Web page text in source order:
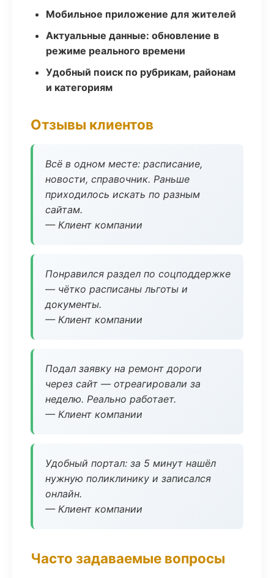
Мобильное приложение для жителей
Актуальные данные: обновление в
режиме реального времени
Удобный поиск по рубрикам, районам
и категориям
Отзывы клиентов
Всё в одном месте: расписание,
новости, справочник. Раньше
приходилось искать по разным
сайтам.
— Клиент компании
Понравился раздел по соцподдержке
— чётко расписаны льготы и
документы.
— Клиент компании
Подал заявку на ремонт дороги
через сайт — отреагировали за
неделю. Реально работает.
— Клиент компании
Удобный портал: за 5 минут нашёл
нужную поликлинику и записался
онлайн.
— Клиент компании
Часто задаваемые вопросы